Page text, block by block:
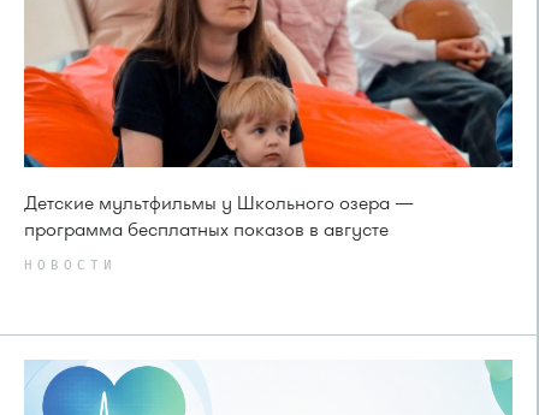
Детские мультфильмы у Школьного озера —
программа бесплатных показов в августе
НОВОСТИ